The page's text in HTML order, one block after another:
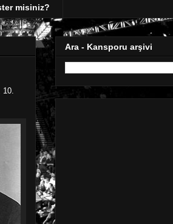
misiniz?
Ara - Kansporu arşivi